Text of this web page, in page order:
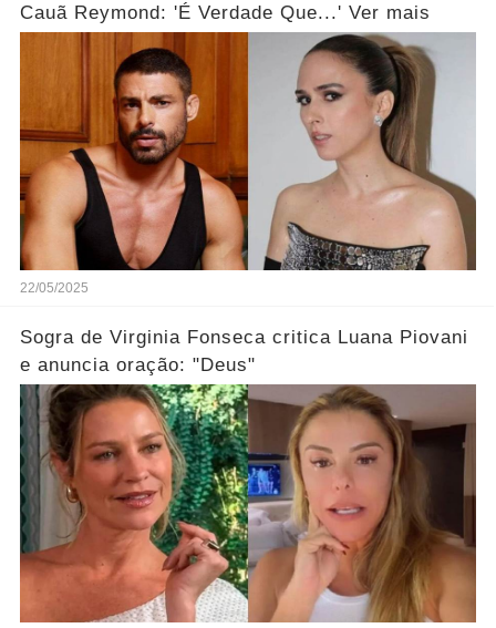
Cauã Reymond: 'É Verdade Que...' Ver mais
22/05/2025
Sogra de Virginia Fonseca critica Luana Piovani
e anuncia oração: "Deus"